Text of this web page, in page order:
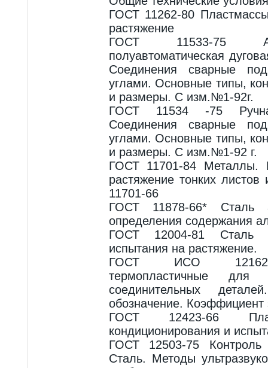
ГОСТ 11262-80
растяжение
ГОСТ 11533-75
полуавтоматическая
Соединения сварные
углами. Основные типы,
и размеры. С изм.№1-92г.
ГОСТ 11534 -75
Соединения сварные
углами. Основные типы,
и размеры. С изм.№1-92 г.
ГОСТ 11701-84 Металлы.
растяжение тонких
11701-66
ГОСТ 11878-66* Сталь
определения содержания
ГОСТ 12004-81 Сталь
испытания на растяжение.
ГОСТ ИСО 12162-
термопластичные
соединительных
обозначение. Коэффициент
ГОСТ 12423-66
кондиционирования и
ГОСТ 12503-75
Сталь. Методы